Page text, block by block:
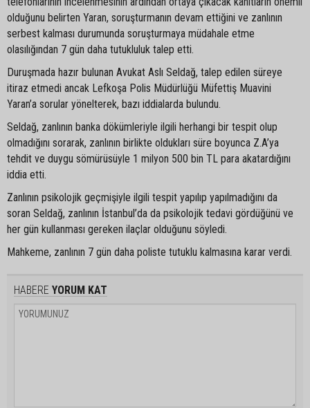
olduğunu belirten Yaran, soruşturmanın devam ettiğini ve zanlının
serbest kalması durumunda soruşturmaya müdahale etme
olasılığından 7 gün daha tutukluluk talep etti.
Duruşmada hazır bulunan Avukat Aslı Seldağ, talep edilen süreye
itiraz etmedi ancak Lefkoşa Polis Müdürlüğü Müfettiş Muavini
Yaran’a sorular yönelterek, bazı iddialarda bulundu.
Seldağ, zanlının banka dökümleriyle ilgili herhangi bir tespit olup
olmadığını sorarak, zanlının birlikte oldukları süre boyunca Z.A’ya
tehdit ve duygu sömürüsüyle 1 milyon 500 bin TL para akatardığını
iddia etti.
Zanlının psikolojik geçmişiyle ilgili tespit yapılıp yapılmadığını da
soran Seldağ, zanlının İstanbul’da da psikolojik tedavi gördüğünü ve
her gün kullanması gereken ilaçlar olduğunu söyledi.
Mahkeme, zanlının 7 gün daha poliste tutuklu kalmasına karar verdi.
HABERE YORUM KAT